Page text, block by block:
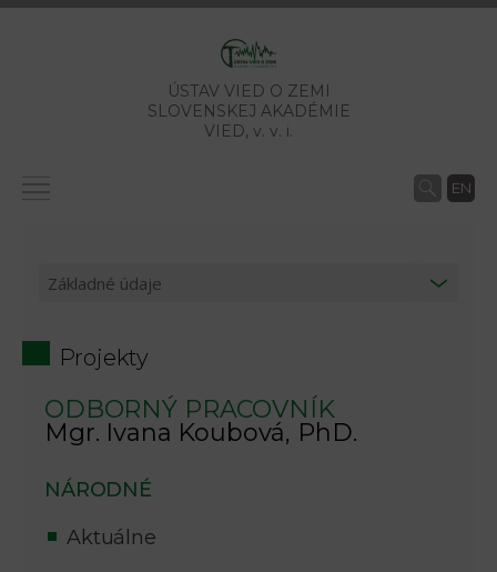
ÚSTAV VIED O ZEMI
SLOVENSKEJ AKADÉMIE
VIED, v. v. i.
EN
Projekty
ODBORNÝ PRACOVNÍK
Mgr. Ivana Koubová, PhD.
NÁRODNÉ
Aktuálne